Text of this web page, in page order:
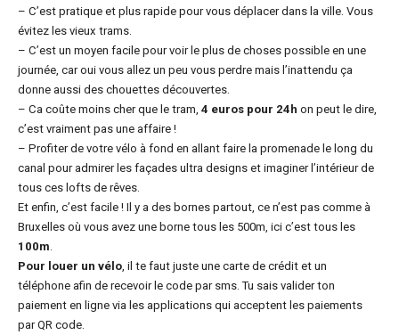
– C’est pratique et plus rapide pour vous déplacer dans la ville. Vous
évitez les vieux trams.
– C’est un moyen facile pour voir le plus de choses possible en une
journée, car oui vous allez un peu vous perdre mais l’inattendu ça
donne aussi des chouettes découvertes.
– Ca coûte moins cher que le tram, 4 euros pour 24h on peut le dire,
c’est vraiment pas une affaire !
– Profiter de votre vélo à fond en allant faire la promenade le long du
canal pour admirer les façades ultra designs et imaginer l’intérieur de
tous ces lofts de rêves.
Et enfin, c’est facile ! Il y a des bornes partout, ce n’est pas comme à
Bruxelles où vous avez une borne tous les 500m, ici c’est tous les
100m
Pour louer un vélo , il te faut juste une carte de crédit et un
téléphone afin de recevoir le code par sms. Tu sais valider ton
paiement en ligne via les applications qui acceptent les paiements
par QR code.